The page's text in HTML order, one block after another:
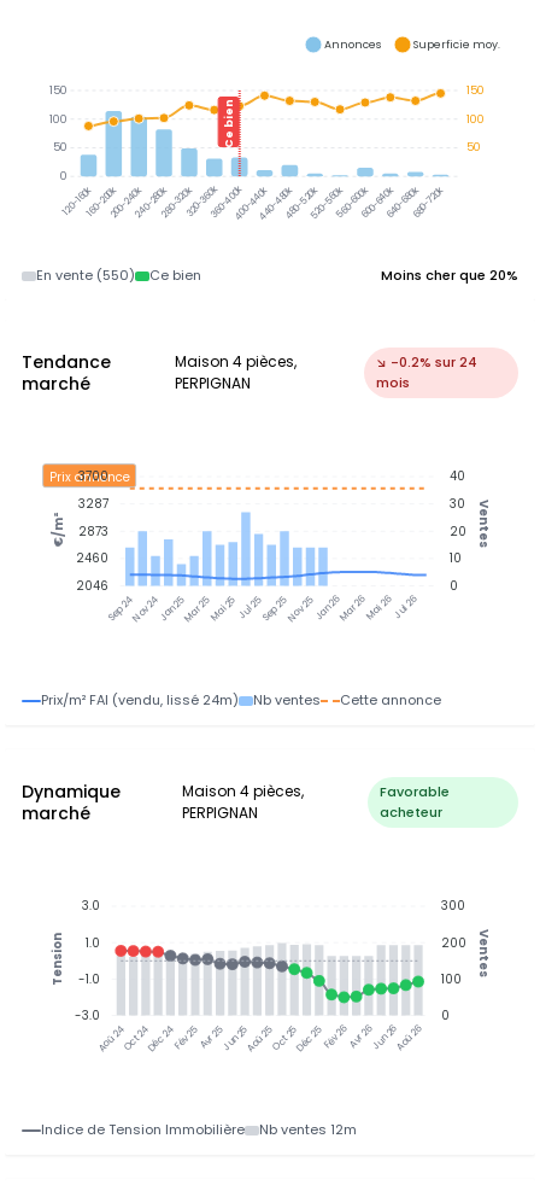
120-160k160-200k200-240k240-280k280-320k320-360k360-400k400-440k440-480k480-520k520-560k560-600k600-640k640-680k680-720k
Ce bien
150
100
50
150
100
50
0
Annonces Superficie moy.
En vente (550) Ce bien Moins cher que 20%
Tendance
marché
Maison 4 pièces,
PERPIGNAN
↘ -0.2% sur 24
mois
Sep 24Nov 24Jan 25Mar 25Mai 25Jul 25Sep 25Nov 25Jan 26Mar 26Mai 26Jul 26
Prix annonce
40
30
20
10
0
Ventes
3700
3287
2873
2460
2046
€/m²
Prix/m² FAI (vendu, lissé 24m) Nb ventes Cette annonce
Dynamique
marché
Maison 4 pièces,
PERPIGNAN
Favorable
acheteur
Aoû 24Oct 24Déc 24Fév 25Avr 25Jun 25Aoû 25Oct 25Déc 25Fév 26Avr 26Jun 26Aoû 26
300
200
100
0
Ventes
3.0
1.0
-1.0
-3.0
Tension
Indice de Tension Immobilière Nb ventes 12m